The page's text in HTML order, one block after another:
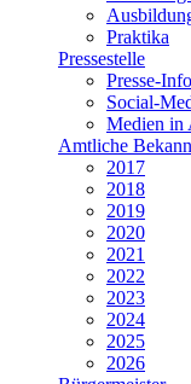
Praktika
Pressestelle
Presse-
Social-
Medien in
Amtliche
2017
2018
2019
2020
2021
2022
2023
2024
2025
2026